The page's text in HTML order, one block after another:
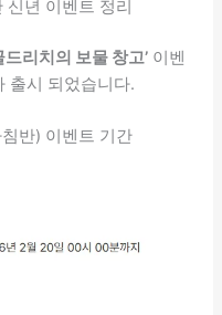
년 이벤트 정리
리치의 보물 창고’ 이벤
출시 되었습니다.
반) 이벤트 기간